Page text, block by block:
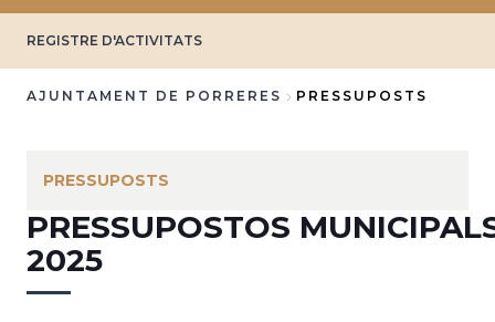
REGISTRE D'ACTIVITATS
d'Ariadna
AJUNTAMENT DE PORRERES PRESSUPOSTS
PRESSUPOSTS
PRESSUPOSTOS
2025